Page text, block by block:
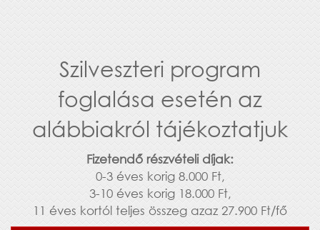
Szilveszteri program
foglalása esetén az
alábbiakról tájékoztatjuk
Fizetendő részvételi díjak:
0-3 éves korig 8.000 Ft,
3-10 éves korig 18.000 Ft,
11 éves kortól teljes összeg azaz 27.900 Ft/fő